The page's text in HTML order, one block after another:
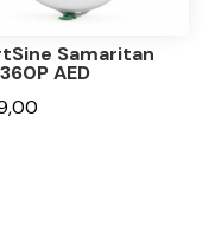
Samaritan
AED